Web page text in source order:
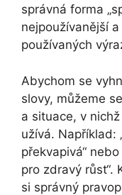
správná forma
nejpoužívanější
používaných
Abychom se
slovy, můžeme
a situace, v
užívá. Například:
překvapivá“
pro zdravý růst“.
si správný